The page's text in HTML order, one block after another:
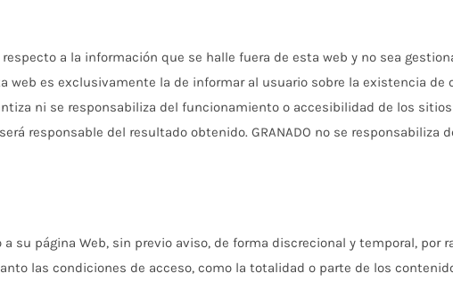
a la información que se halle fuera de esta web y no sea
web es exclusivamente la de informar al usuario sobre la existencia
ni se responsabiliza del funcionamiento o accesibilidad de los
responsable del resultado obtenido. GRANADO no se
a su página Web, sin previo aviso, de forma discrecional y temporal, por
las condiciones de acceso, como la totalidad o parte de los